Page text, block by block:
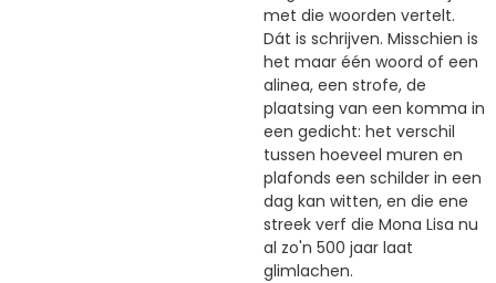
met die woorden vertelt.
Dát is schrijven. Misschien is
het maar één woord of een
alinea, een strofe, de
plaatsing van een komma in
een gedicht: het verschil
tussen hoeveel muren en
plafonds een schilder in een
dag kan witten, en die ene
streek verf die Mona Lisa nu
al zo'n 500 jaar laat
glimlachen.